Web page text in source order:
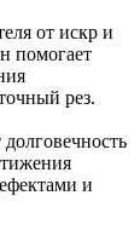
от искр и
помогает
рез.
и